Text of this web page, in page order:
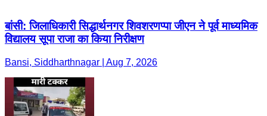
बांसी: जिलाधिकारी सिद्धार्थनगर शिवशरणप्पा जीएन ने पूर्व माध्यमिक
विद्यालय सूपा राजा का किया निरीक्षण
Bansi, Siddharthnagar | Aug 7, 2026